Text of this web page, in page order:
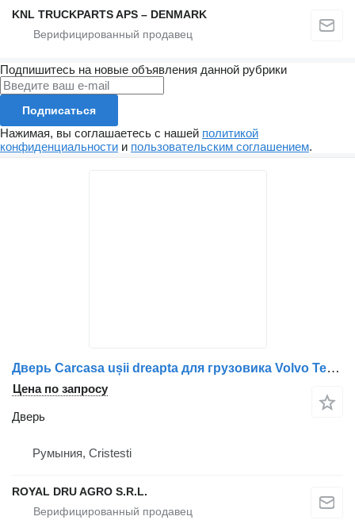
KNL TRUCKPARTS APS – DENMARK
Подпишитесь на новые объявления данной рубрики
Подписаться
Нажимая, вы соглашаетесь с нашей политикой
конфиденциальности и пользовательским соглашением.
Дверь Carcasa ușii dreapta для грузовика Volvo Tekniska Verken I Kiruna AB
Цена по запросу
Дверь
Румыния, Cristesti
ROYAL DRU AGRO S.R.L.